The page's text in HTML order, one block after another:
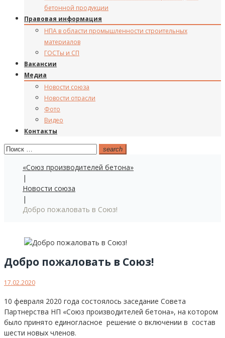
бетонной продукции
Правовая информация
НПА в области промышленности строительных
материалов
ГОСТы и СП
Вакансии
Медиа
Новости союза
Новости отрасли
Фото
Видео
Контакты
Поиск: search
«Союз производителей бетона»
|
Новости союза
|
Добро пожаловать в Союз!
Добро пожаловать в Союз!
17.02.2020
10 февраля 2020 года состоялось заседание Совета
Партнерства НП «Союз производителей бетона», на котором
было принято единогласное решение о включении в состав
шести новых членов.